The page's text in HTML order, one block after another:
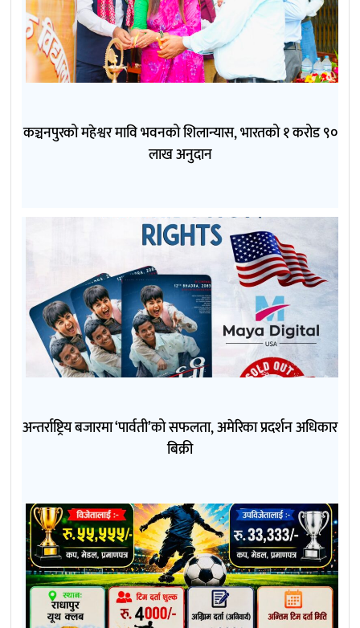
कञ्चनपुरको महेश्वर मावि भवनको शिलान्यास, भारतको १ करोड ९०
लाख अनुदान
अन्तर्राष्ट्रिय बजारमा ‘पार्वती’को सफलता, अमेरिका प्रदर्शन अधिकार
बिक्री